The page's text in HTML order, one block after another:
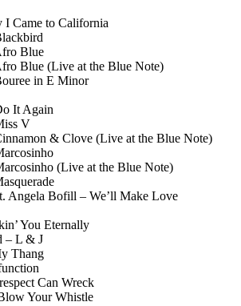
I Came to California
Blue
Blue (Live at the Blue Note)
in E Minor
It Again
V
& Clove (Live at the Blue Note)
(Live at the Blue Note)
Angela Bofill – We’ll Make Love
You Eternally
– L & J
Thang
Can Wreck
Your Whistle